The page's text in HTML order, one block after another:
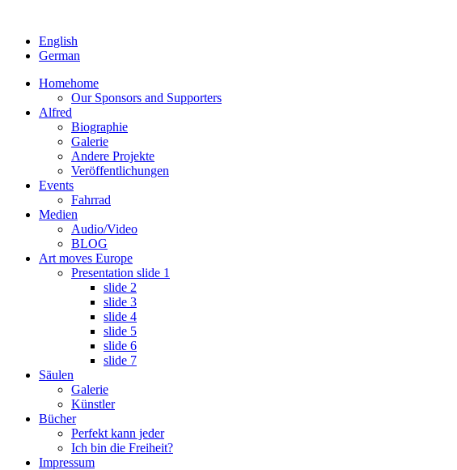
English
German
Homehome
Our Sponsors and Supporters
Alfred
Biographie
Galerie
Andere Projekte
Veröffentlichungen
Events
Fahrrad
Medien
Audio/Video
BLOG
Art moves Europe
Presentation slide 1
slide 2
slide 3
slide 4
slide 5
slide 6
slide 7
Säulen
Galerie
Künstler
Bücher
Perfekt kann jeder
Ich bin die Freiheit?
Impressum